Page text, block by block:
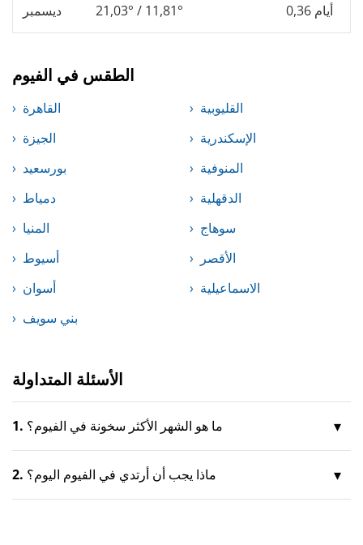
ديسمبر 21,03° / 11,81° 0,36 أيام
الطقس في الفيوم
القاهرة
القليوبية
الجيزة
الإسكندرية
بورسعيد
المنوفية
دمياط
الدقهلية
المنيا
سوهاج
أسيوط
الأقصر
أسوان
الاسماعيلية
بني سويف
الأسئلة المتداولة
1. ما هو الشهر الأكثر سخونة في الفيوم؟
2. ماذا يجب أن أرتدي في الفيوم اليوم؟